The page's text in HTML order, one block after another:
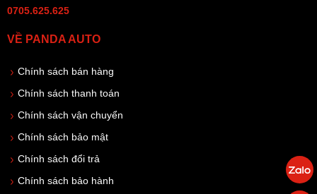
0705.625.625
VỀ PANDA AUTO
Chính sách bán hàng
Chính sách thanh toán
Chính sách vận chuyển
Chính sách bảo mật
Chính sách đổi trả
Chính sách bảo hành